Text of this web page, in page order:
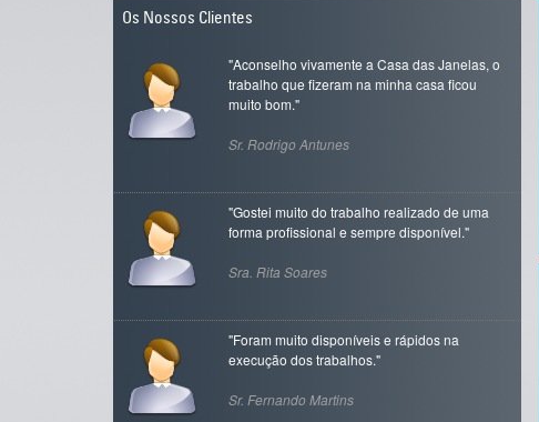
Os Nossos Clientes
"Aconselho vivamente a Casa das Janelas, o
trabalho que fizeram na minha casa ficou
muito bom."
Sr. Rodrigo Antunes
"Gostei muito do trabalho realizado de uma
forma profissional e sempre disponível."
Sra. Rita Soares
"Foram muito disponíveis e rápidos na
execução dos trabalhos."
Sr. Fernando Martins